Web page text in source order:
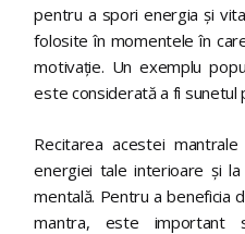
pentru a spori energia și
folosite în momentele în
motivație. Un exemplu
este considerată a fi sunetul
Recitarea acestei
energiei tale interioare și
mentală. Pentru a beneficia
mantra, este